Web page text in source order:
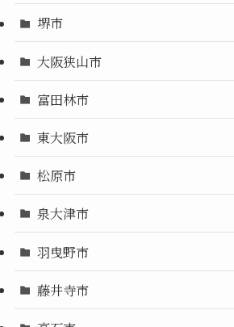
堺市
大阪狭山市
富田林市
東大阪市
松原市
泉大津市
羽曳野市
藤井寺市